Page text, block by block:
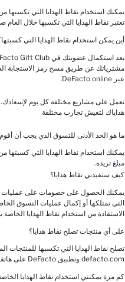
يمكنك استخدام نقاط الهدايا التي تكسبها
تعتبر نقاط الهدايا التي تكسبها خلال العام صالحة حتى 31 يناير
أين يمكن استخدام نقاط الهدايا التي
عبر DeFacto online.
نعمل على مشاريع مختلفة كل يوم
هداياك لتعيش تجارب مختلفة
ما هو الحد الأدنى للتسوق الذي يجب أن أقوم
يمكنك استخدام نقاط الهدايا التي كسبتها
مبلغ تريده.
كيف ستفيدني نقاط هدايا؟
يمكنك الحصول على خصومات على عمليات
التي تمتلكها أو إكمال عمليات التسوق
الاستفادة من استخدام نقاط الهدايا
على أي منتجات تصلح نقاط هدايا؟
defacto.com وتطبيق DeFacto على هاتفك المحمول.
كم مرة يمكنني استخدام نقاط الهدايا